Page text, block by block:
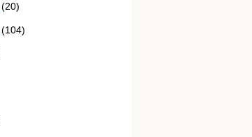
(20)
(104)